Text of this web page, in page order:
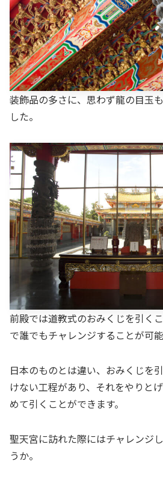
装飾品の多さに、思わず龍の目玉
した。
前殿では道教式のおみくじを引く
で誰でもチャレンジすることが可能
日本のものとは違い、おみくじを
けない工程があり、それをやりと
めて引くことができます。
聖天宮に訪れた際にはチャレンジ
うか。